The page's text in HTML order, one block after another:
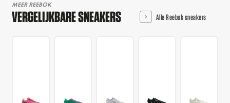
MEER REEBOK
VERGELIJKBARE SNEAKERS Alle Reebok sneakers